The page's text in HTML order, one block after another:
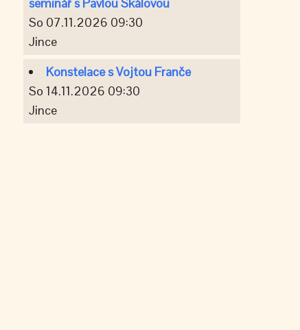
So 07.11.2026 09:30
Jince
Konstelace s Vojtou Franče
So 14.11.2026 09:30
Jince